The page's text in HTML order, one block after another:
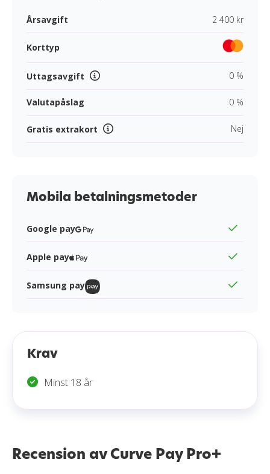
Årsavgift 2 400 kr
Korttyp
Uttagsavgift 0 %
Valutapåslag 0 %
Gratis extrakort Nej
Mobila betalningsmetoder
Google pay
Apple pay
Samsung pay
Krav
Minst 18 år
Recension av Curve Pay Pro+